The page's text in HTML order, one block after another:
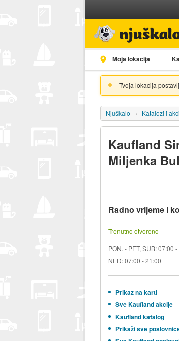
Moja lokacija
Tvoja lokacija
Njuškalo Katalozi i
Kaufland
Miljenka
Radno vrijeme i
Trenutno otvoreno
PON. - PET, SUB: 07:00
NED: 07:00 - 21:00
Prikaz na karti
Sve Kaufland akcije
Kaufland katalog
Prikaži sve